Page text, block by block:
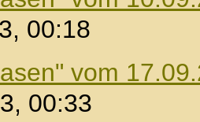
00:18
vom
00:33